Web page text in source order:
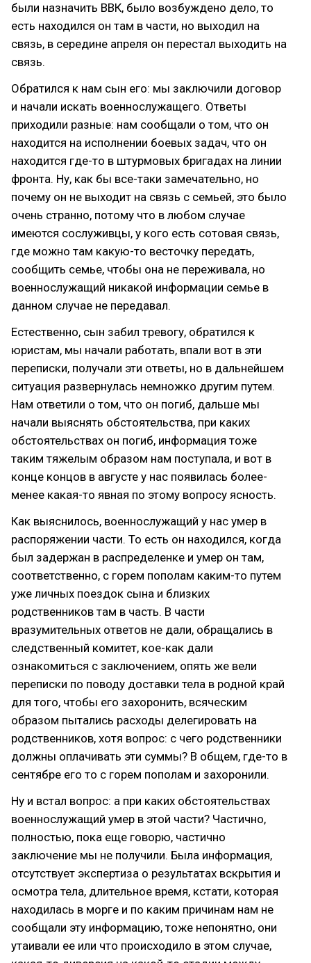
были назначить ВВК, было возбуждено дело, то
есть находился он там в части, но выходил на
связь, в середине апреля он перестал выходить на
связь.
Обратился к нам сын его: мы заключили договор
и начали искать военнослужащего. Ответы
приходили разные: нам сообщали о том, что он
находится на исполнении боевых задач, что он
находится где-то в штурмовых бригадах на линии
фронта. Ну, как бы все-таки замечательно, но
почему он не выходит на связь с семьей, это было
очень странно, потому что в любом случае
имеются сослуживцы, у кого есть сотовая связь,
где можно там какую-то весточку передать,
сообщить семье, чтобы она не переживала, но
военнослужащий никакой информации семье в
данном случае не передавал.
Естественно, сын забил тревогу, обратился к
юристам, мы начали работать, впали вот в эти
переписки, получали эти ответы, но в дальнейшем
ситуация развернулась немножко другим путем.
Нам ответили о том, что он погиб, дальше мы
начали выяснять обстоятельства, при каких
обстоятельствах он погиб, информация тоже
таким тяжелым образом нам поступала, и вот в
конце концов в августе у нас появилась более-
менее какая-то явная по этому вопросу ясность.
Как выяснилось, военнослужащий у нас умер в
распоряжении части. То есть он находился, когда
был задержан в распределенке и умер он там,
соответственно, с горем пополам каким-то путем
уже личных поездок сына и близких
родственников там в часть. В части
вразумительных ответов не дали, обращались в
следственный комитет, кое-как дали
ознакомиться с заключением, опять же вели
переписки по поводу доставки тела в родной край
для того, чтобы его захоронить, всяческим
образом пытались расходы делегировать на
родственников, хотя вопрос: с чего родственники
должны оплачивать эти суммы? В общем, где-то в
сентябре его то с горем пополам и захоронили.
Ну и встал вопрос: а при каких обстоятельствах
военнослужащий умер в этой части? Частично,
полностью, пока еще говорю, частично
заключение мы не получили. Была информация,
отсутствует экспертиза о результатах вскрытия и
осмотра тела, длительное время, кстати, которая
находилась в морге и по каким причинам нам не
сообщали эту информацию, тоже непонятно, они
утаивали ее или что происходило в этом случае,